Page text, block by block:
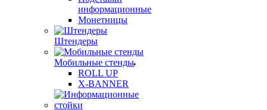
информационные
Монетницы
Штендеры
Мобильные стенды
ROLL UP
X-BANNER